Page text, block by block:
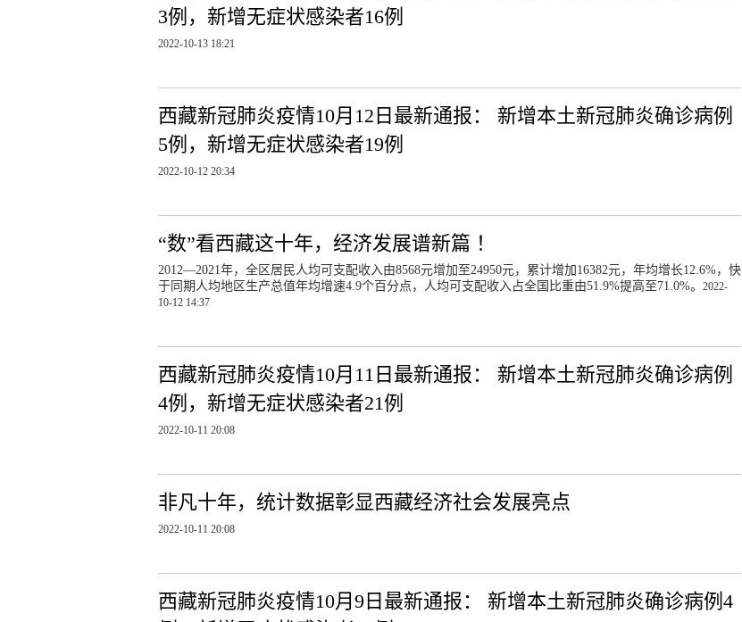
3例，新增无症状感染者16例
2022-10-13 18:21
西藏新冠肺炎疫情10月12日最新通报： 新增本土新冠肺炎确诊病例
5例，新增无症状感染者19例
2022-10-12 20:34
“数”看西藏这十年，经济发展谱新篇 ！
2012—2021年，全区居民人均可支配收入由8568元增加至24950元，累计增加16382元，年均增长12.6%，快
于同期人均地区生产总值年均增速4.9个百分点，人均可支配收入占全国比重由51.9%提高至71.0%。 2022-
10-12 14:37
西藏新冠肺炎疫情10月11日最新通报： 新增本土新冠肺炎确诊病例
4例，新增无症状感染者21例
2022-10-11 20:08
非凡十年，统计数据彰显西藏经济社会发展亮点
2022-10-11 20:08
西藏新冠肺炎疫情10月9日最新通报： 新增本土新冠肺炎确诊病例4